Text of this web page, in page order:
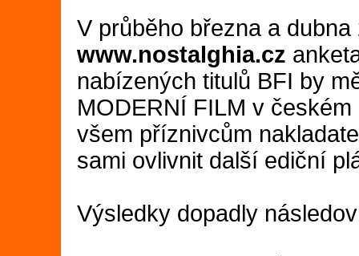
V průběho března a
www.nostalghia.cz
nabízených titulů BFI by
MODERNÍ FILM v
všem příznivcům
sami ovlivnit další ediční
Výsledky dopadly